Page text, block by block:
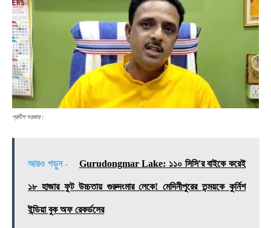
প্রদীপ সরকার :
আরও পড়ুন - Gurudongmar Lake: ১১০ সিসি'র বাইকে করেই
১৮ হাজার ফুট উচ্চতায় গুরুদংমার লেকে! মেদিনীপুরের তন্ময়কে কুর্নিশ
ইন্ডিয়া বুক অফ রেকর্ডসের